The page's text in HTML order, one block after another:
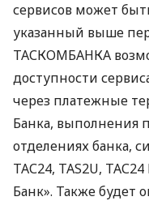
сервисов может
указанный выше
ТАСКОМБАНКА
доступности
через платежные
Банка, выполнения
отделениях банка,
ТАС24, TAS2U,
Банк». Также будет